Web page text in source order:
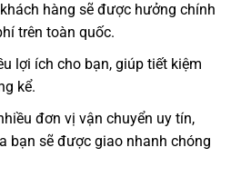
hàng sẽ được hưởng chính
trên toàn quốc.
lợi ích cho bạn, giúp tiết kiệm
kể.
đơn vị vận chuyển uy tín,
bạn sẽ được giao nhanh chóng